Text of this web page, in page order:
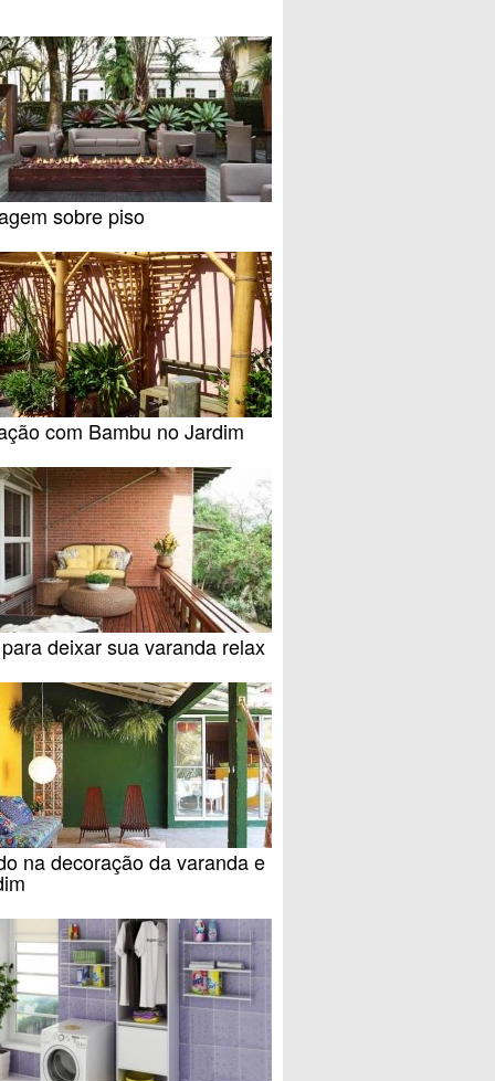
sobre piso
com Bambu no Jardim
deixar sua varanda relax
na decoração da varanda e